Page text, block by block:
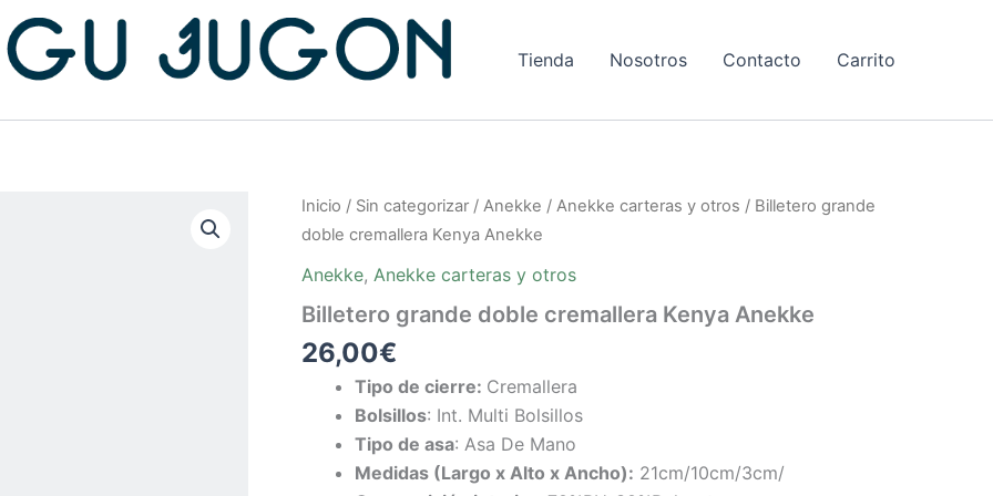
Tienda Nosotros Contacto Carrito
Inicio / Sin categorizar / Anekke / Anekke carteras y otros / Billetero grande
doble cremallera Kenya Anekke
Anekke, Anekke carteras y otros
Billetero grande doble cremallera Kenya Anekke
26,00€
Tipo de cierre: Cremallera
Bolsillos: Int. Multi Bolsillos
Tipo de asa: Asa De Mano
Medidas (Largo x Alto x Ancho): 21cm/10cm/3cm/